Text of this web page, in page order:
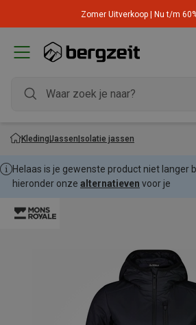
Zomer Uitverkoop | Nu t/m
KledingJassenIsolatie jassen
Helaas is je gewenste product niet langer
hieronder onze alternatieven voor je